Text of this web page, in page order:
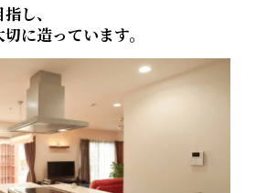
し、
に造っています。